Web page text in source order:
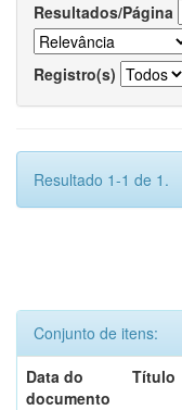
Resultados/Página
Registro(s)
Resultado 1-1 de 1.
Conjunto de itens:
Data do
documento
Título